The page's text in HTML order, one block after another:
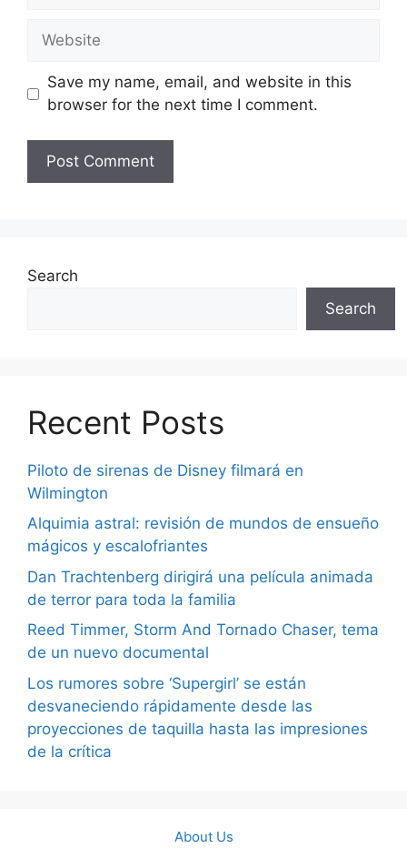
Website
Save my name, email, and website in this
browser for the next time I comment.
Search
Search
Recent Posts
Piloto de sirenas de Disney filmará en
Wilmington
Alquimia astral: revisión de mundos de ensueño
mágicos y escalofriantes
Dan Trachtenberg dirigirá una película animada
de terror para toda la familia
Reed Timmer, Storm And Tornado Chaser, tema
de un nuevo documental
Los rumores sobre ‘Supergirl’ se están
desvaneciendo rápidamente desde las
proyecciones de taquilla hasta las impresiones
de la crítica
About Us